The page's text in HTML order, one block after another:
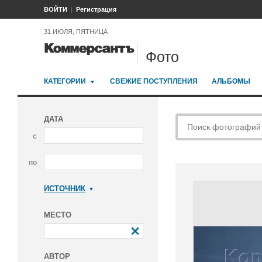
ВОЙТИ Регистрация
31 ИЮЛЯ, ПЯТНИЦА
Фото
КАТЕГОРИИ СВЕЖИЕ ПОСТУПЛЕНИЯ АЛЬБОМЫ
ДАТА
с
по
ИСТОЧНИК
МЕСТО
АВТОР